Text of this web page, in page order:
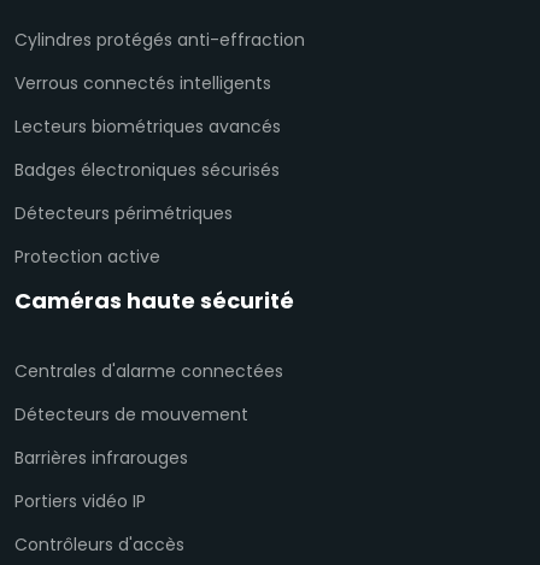
Cylindres protégés anti-effraction
Verrous connectés intelligents
Lecteurs biométriques avancés
Badges électroniques sécurisés
Détecteurs périmétriques
Protection active
Caméras haute sécurité
Centrales d'alarme connectées
Détecteurs de mouvement
Barrières infrarouges
Portiers vidéo IP
Contrôleurs d'accès